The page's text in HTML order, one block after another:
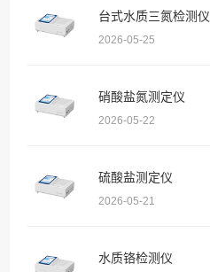
台式水质三氮检测仪
2026-05-25
硝酸盐氮测定仪
2026-05-22
硫酸盐测定仪
2026-05-21
水质铬检测仪